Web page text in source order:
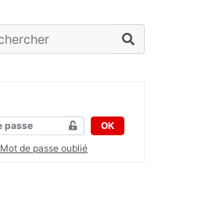
OK
Mot de passe oublié